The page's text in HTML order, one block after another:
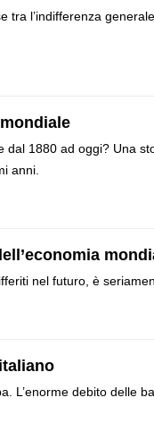
tra l’indifferenza
dal 1880 ad oggi? Una
anni.
nel futuro, è
L’enorme debito delle